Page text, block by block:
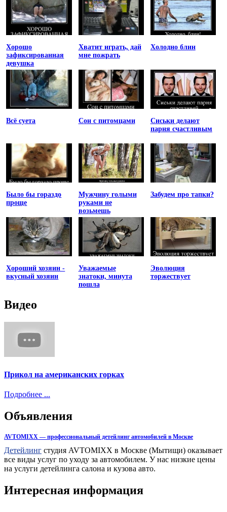
Хорошо
зафиксированная
девушка
Хватит играть, дай
мне пожрать
Холодно блин
Всё суета Сон с питомцами
Сиськи делают
парня счастливым
Было бы гораздо
проще
Мужчину голыми
руками не
возьмешь
Забудем про тапки?
Хороший хозяин -
вкусный хозяин
Уважаемые
знатоки, минута
пошла
Эволюция
торжествует
Видео
Прикол на американских горках
Подробнее ...
Объявления
AVTOMIXX — профессиональный детейлинг автомобилей в Москве
Детейлинг студия AVTOMIXX в Москве (Мытищи) оказывает
все виды услуг по уходу за автомобилем. У нас низкие цены
на услуги детейлинга салона и кузова авто.
Интересная информация